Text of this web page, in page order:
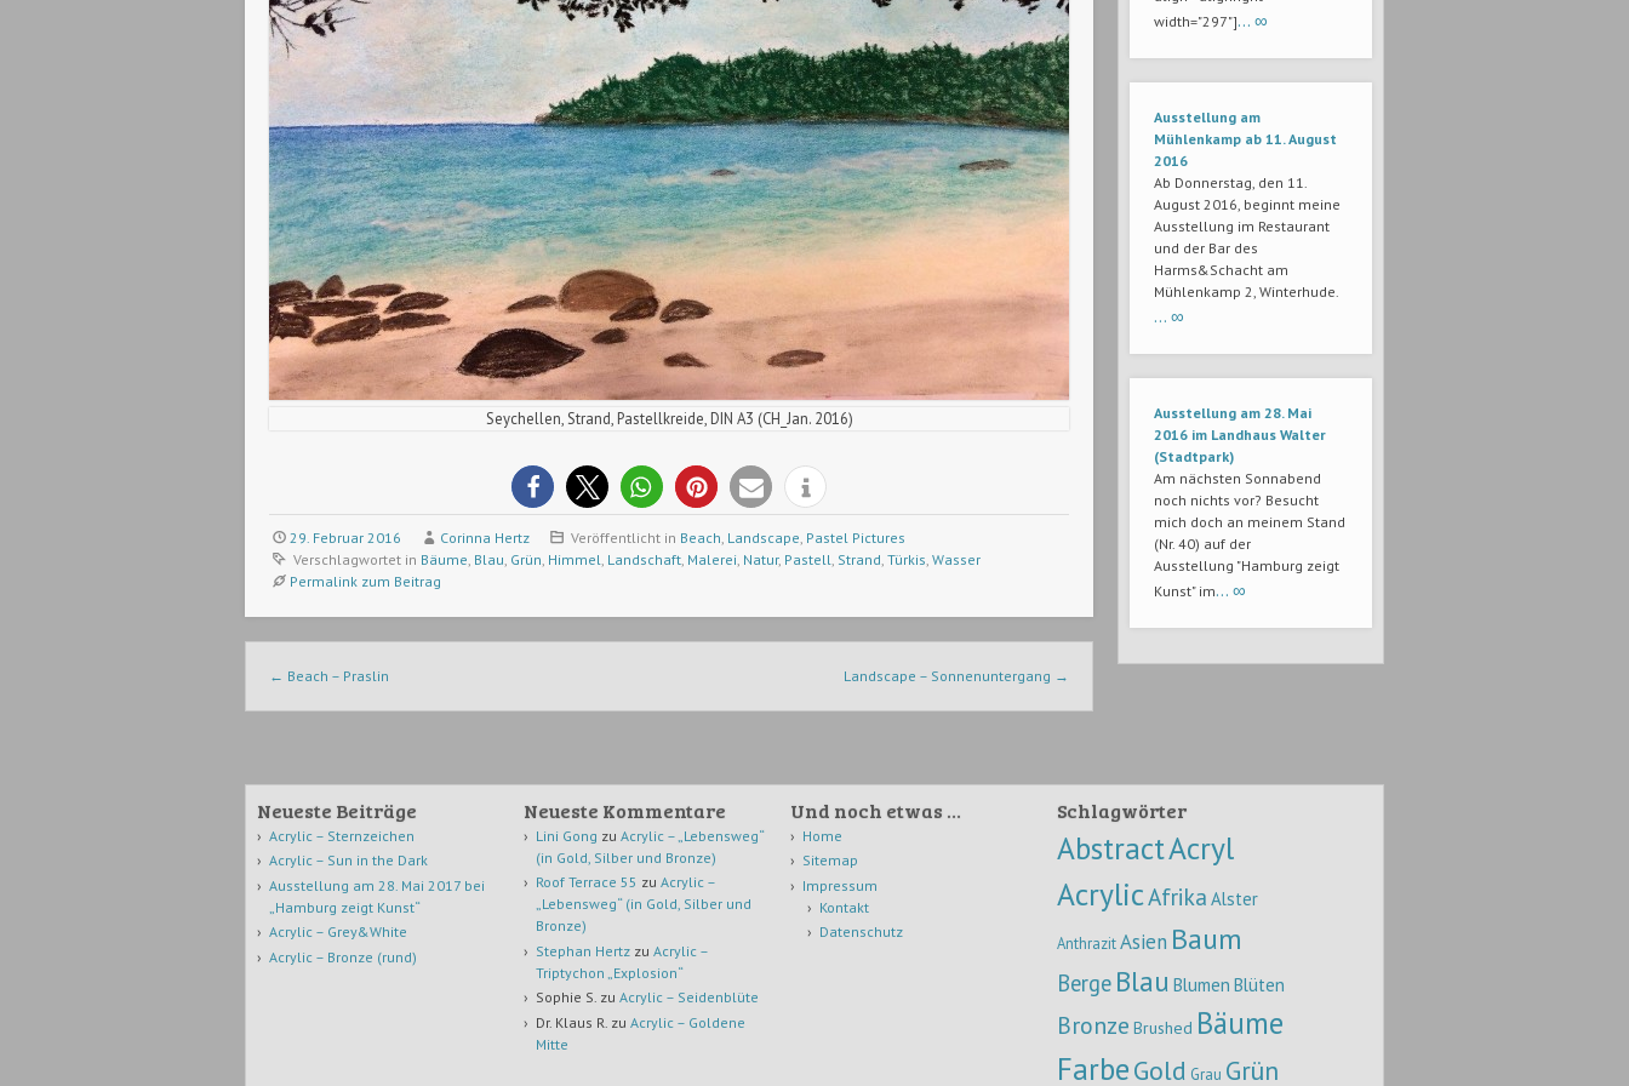
Seychellen, Strand, Pastellkreide, DIN A3 (CH_Jan. 2016)
29. Februar 2016 Corinna Hertz Veröffentlicht in Beach, Landscape, Pastel Pictures
Verschlagwortet in Bäume, Blau, Grün, Himmel, Landschaft, Malerei, Natur, Pastell, Strand, Türkis, Wasser
Permalink zum Beitrag
Beitrags-Navigation
← Beach – Praslin Landscape – Sonnenuntergang →
width="297"]… ∞
Ausstellung am
Mühlenkamp ab 11. August
2016
Ab Donnerstag, den 11.
August 2016, beginnt meine
Ausstellung im Restaurant
und der Bar des
Harms&Schacht am
Mühlenkamp 2, Winterhude.
… ∞
Ausstellung am 28. Mai
2016 im Landhaus Walter
(Stadtpark)
Am nächsten Sonnabend
noch nichts vor? Besucht
mich doch an meinem Stand
(Nr. 40) auf der
Ausstellung "Hamburg zeigt
Kunst" im… ∞
Neueste Beiträge
Acrylic – Sternzeichen
Acrylic – Sun in the Dark
Ausstellung am 28. Mai 2017 bei
„Hamburg zeigt Kunst“
Acrylic – Grey&White
Acrylic – Bronze (rund)
Neueste Kommentare
Lini Gong zu Acrylic – „Lebensweg“
(in Gold, Silber und Bronze)
Roof Terrace 55 zu Acrylic –
„Lebensweg“ (in Gold, Silber und
Bronze)
Stephan Hertzzu Acrylic –
Triptychon „Explosion“
Sophie S.zu Acrylic – Seidenblüte
Dr. Klaus R. zu Acrylic – Goldene
Mitte
Und noch etwas …
Home
Sitemap
Impressum
Kontakt
Datenschutz
Schlagwörter
AbstractAcryl
AcrylicAfrika Alster
AnthrazitAsien Baum
Berge Blau Blumen Blüten
Bronze Brushed Bäume
FarbeGold Grau Grün